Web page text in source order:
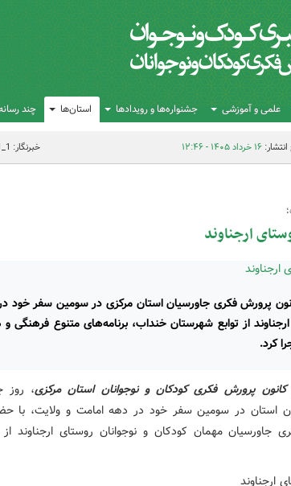
علمی و آموزشی جشنواره‌ها و رویدادها استان‌ها چند
انتشار:۱۶ خرداد ۱۴۰۵ - ۱۲:۴۶ خبرنگار: 1_41
ارجناوند
پرورش فکری جاورسیان استان مرکزی در سومین سفر خود
از توابع شهرستان خنداب، برنامه‌های متنوع فرهنگی و
کرد.
پرورش فکری کودکان و نوجوانان استان مرکزی
استان در سومین سفر خود در دهه امامت و ولایت، با
مهمان کودکان و نوجوانان روستای ارجناوند از